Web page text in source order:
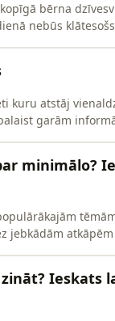
bērna
nebūs
kuru atstāj
garām
minimālo?
jebkādām atkāpēm
Ieskats